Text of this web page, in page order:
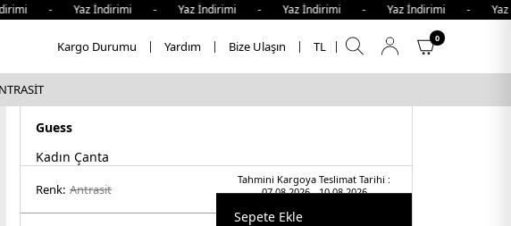
- Yaz İndirimi - Yaz İndirimi - Yaz İndirimi - Yaz İndirimi -
Kargo Durumu Yardım Bize Ulaşın TL
0
Guess
Kadın Çanta
Tahmini Kargoya Teslimat Tarihi :
07.08.2026 - 10.08.2026
Renk: antrasi̇t
Sepete Ekle